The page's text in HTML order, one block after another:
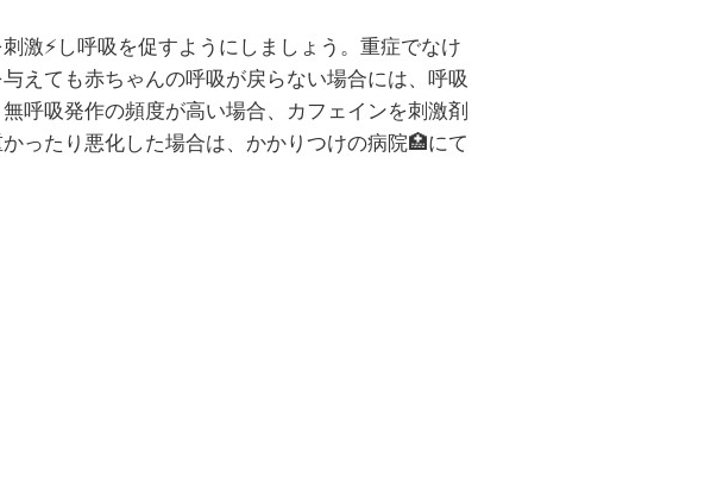
激⚡ し呼吸を促すようにしましょう。重症でなけ
えても赤ちゃんの呼吸が戻らない場合には、呼吸
呼吸発作の頻度が高い場合、カフェインを刺激剤
ったり悪化した場合は、かかりつけの病院🏥にて